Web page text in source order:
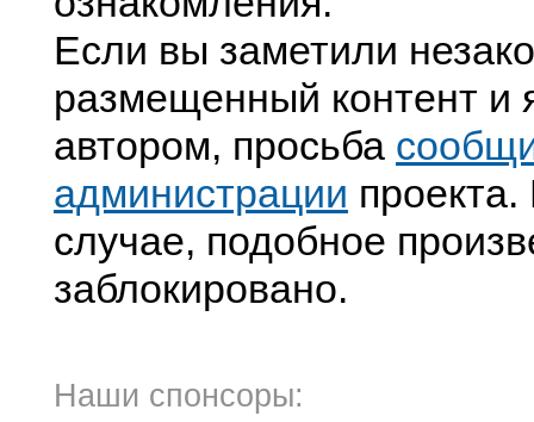
Если вы заметили
размещенный контент и
автором, просьба
администрации
случае, подобное
заблокировано.
Наши спонсоры: